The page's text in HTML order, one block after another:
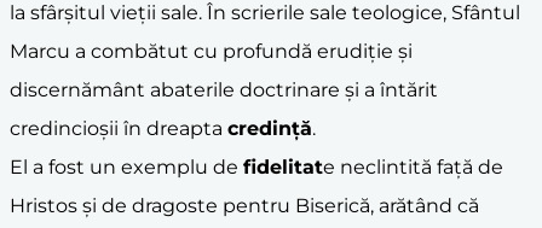
la sfârșitul vieții sale. În scrierile sale teologice, Sfântul
Marcu a combătut cu profundă erudiție și
discernământ abaterile doctrinare și a întărit
credincioșii în dreapta credință.
El a fost un exemplu de fidelitate neclintită față de
Hristos și de dragoste pentru Biserică, arătând că